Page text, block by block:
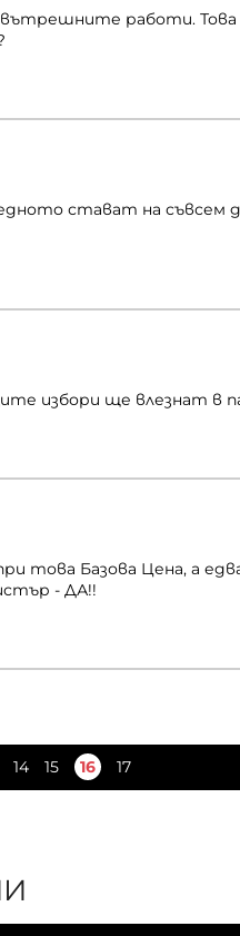
работи.
стават на съвсем
избори ще влезнат в
това Базова Цена, а
- ДА!!
14 15 16 17